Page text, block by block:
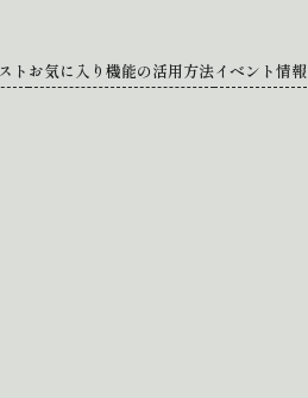
ト お気に入り機能の活用方法イベント情報